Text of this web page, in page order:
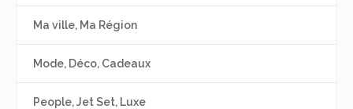
Ma ville, Ma Région
Mode, Déco, Cadeaux
People, Jet Set, Luxe